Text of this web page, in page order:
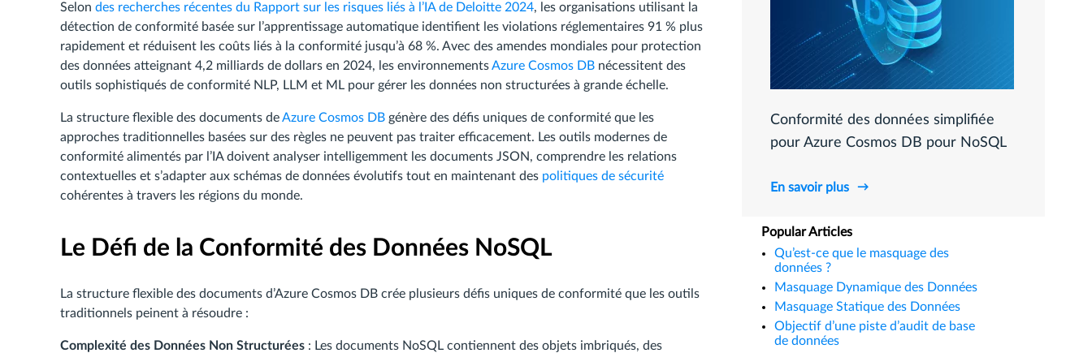
Selon des recherches récentes du Rapport sur les risques liés à l’IA de Deloitte 2024, les organisations utilisant la
détection de conformité basée sur l’apprentissage automatique identifient les violations réglementaires 91 % plus
rapidement et réduisent les coûts liés à la conformité jusqu’à 68 %. Avec des amendes mondiales pour protection
des données atteignant 4,2 milliards de dollars en 2024, les environnementsAzure Cosmos DB nécessitent des
outils sophistiqués de conformité NLP, LLM et ML pour gérer les données non structurées à grande échelle.
La structure flexible des documents deAzure Cosmos DB génère des défis uniques de conformité que les
approches traditionnelles basées sur des règles ne peuvent pas traiter efficacement. Les outils modernes de
conformité alimentés par l’IA doivent analyser intelligemment les documents JSON, comprendre les relations
contextuelles et s’adapter aux schémas de données évolutifs tout en maintenant des politiques de sécurité
cohérentes à travers les régions du monde.
Le Défi de la Conformité des Données NoSQL
La structure flexible des documents d’Azure Cosmos DB crée plusieurs défis uniques de conformité que les outils
traditionnels peinent à résoudre :
Complexité des Données Non Structurées : Les documents NoSQL contiennent des objets imbriqués, des
Conformité des données simplifiée
pour Azure Cosmos DB pour NoSQL
En savoir plus
Popular Articles
Qu’est-ce que le masquage des
données ?
Masquage Dynamique des Données
Masquage Statique des Données
Objectif d’une piste d’audit de base
de données